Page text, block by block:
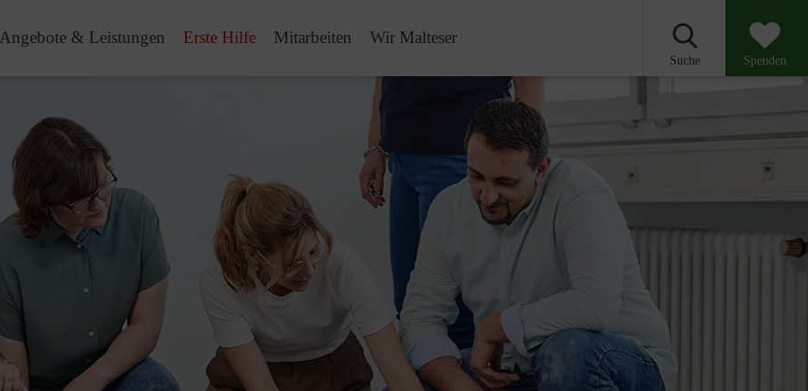
Angebote & Leistungen Erste Hilfe Mitarbeiten Wir Malteser
Suche Spenden